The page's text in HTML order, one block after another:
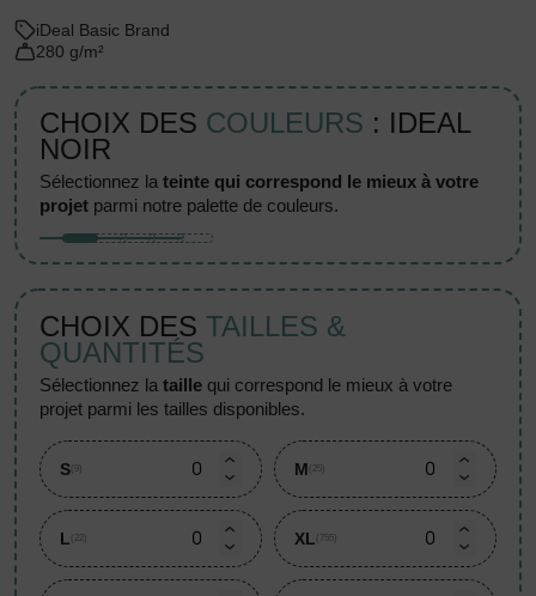
iDeal Basic Brand
280 g/m²
CHOIX DES COULEURS : IDEAL
NOIR
sélectionnez lateinte qui correspond le mieux à votre
projet parmi notre palette de couleurs.
CHOIX DES TAILLES &
QUANTITÉS
sélectionnez lataille qui correspond le mieux à votre
projet parmi les tailles disponibles.
S (9) M (25)
L (22) XL (755)